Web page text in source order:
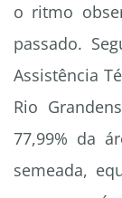
o ritmo
passado.
Assistência
Rio
77,99% da
semeada,